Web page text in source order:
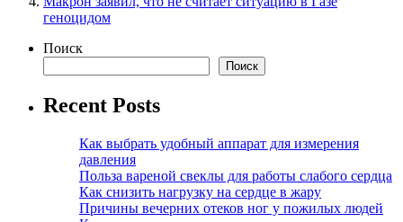
геноцидом
Поиск
Поиск
Recent Posts
Как выбрать удобный аппарат для измерения
давления
Польза вареной свеклы для работы слабого сердца
Как снизить нагрузку на сердце в жару
Причины вечерних отеков ног у пожилых людей